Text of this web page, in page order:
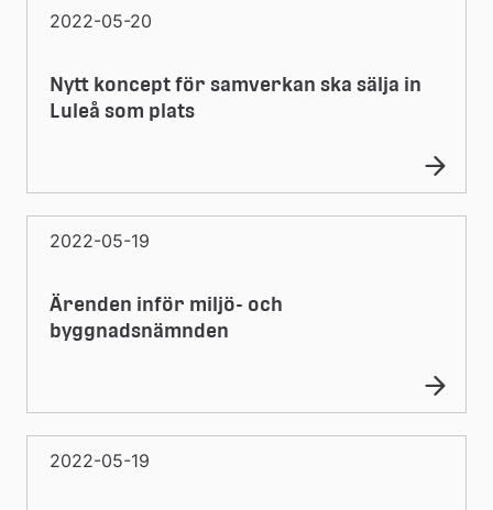
2022-05-20
Nytt koncept för samverkan ska sälja in
Luleå som plats
2022-05-19
Ärenden inför miljö- och
byggnadsnämnden
2022-05-19